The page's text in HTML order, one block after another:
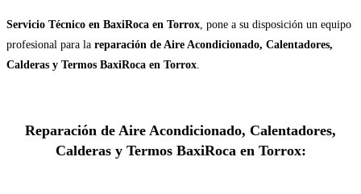
Servicio Técnico en BaxiRoca en Torrox, pone a su disposición un equipo
profesional para la reparación de Aire Acondicionado, Calentadores,
Calderas y Termos BaxiRoca en Torrox.
Reparación de Aire Acondicionado, Calentadores,
Calderas y Termos BaxiRoca en Torrox: